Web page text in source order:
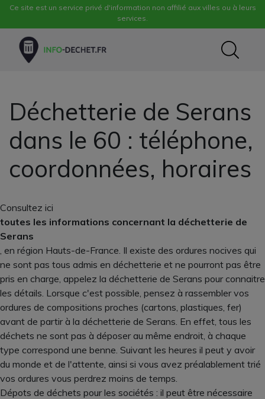
Ce site est un service privé d'information non affilié aux villes ou à leurs
services.
Déchetterie de Serans
dans le 60 : téléphone,
coordonnées, horaires
Consultez ici
toutes les informations concernant la déchetterie de
Serans
, en région Hauts-de-France. Il existe des ordures nocives qui
ne sont pas tous admis en déchetterie et ne pourront pas être
pris en charge, appelez la déchetterie de Serans pour connaitre
les détails. Lorsque c'est possible, pensez à rassembler vos
ordures de compositions proches (cartons, plastiques, fer)
avant de partir à la déchetterie de Serans. En effet, tous les
déchets ne sont pas à déposer au même endroit, à chaque
type correspond une benne. Suivant les heures il peut y avoir
du monde et de l'attente, ainsi si vous avez préalablement trié
vos ordures vous perdrez moins de temps.
Dépots de déchets pour les sociétés : il peut être nécessaire